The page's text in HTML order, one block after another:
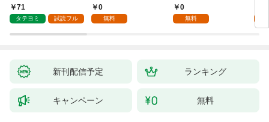
ていただきます！
71
タテヨミ 試読フル
抱かれて困ってます 第
1話
0
無料
0
無料
ま
新刊配信予定 ランキング
キャンペーン 無料